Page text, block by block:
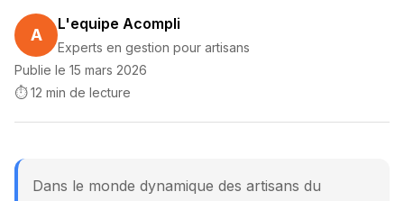
A
L'equipe Acompli
Experts en gestion pour artisans
Publie le 15 mars 2026
⏱ 12 min de lecture
Dans le monde dynamique des artisans du